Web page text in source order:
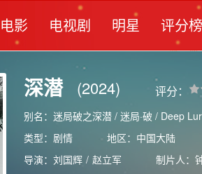
电影 电视剧 明星 评分榜
深潜 (2024) 评分：
别名：迷局破之深潜 / 迷局·破 / Deep
类型： 剧情 地区：中国大陆
导演： 刘国辉 / 赵立军 制片人：